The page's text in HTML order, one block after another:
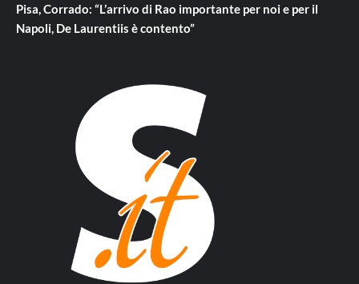
Pisa, Corrado: “L’arrivo di Rao importante per noi e per il
Napoli, De Laurentiis è contento”